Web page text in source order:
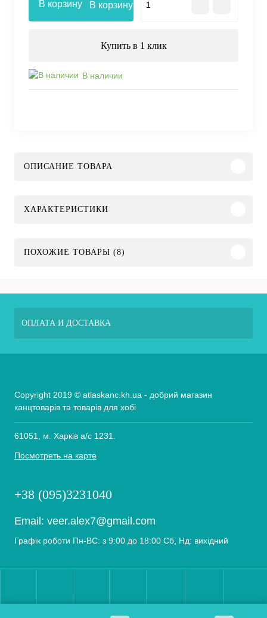
В корзину
Купить в 1 клик
В наличии
ОПИСАНИЕ ТОВАРА
ХАРАКТЕРИСТИКИ
ПОХОЖИЕ ТОВАРЫ (8)
ОПЛАТА И ДОСТАВКА
Copyright 2019 © atlaskanc.kh.ua - добрий магазин
канцтоварів та товарів для хобі
61051, м. Харків а/с 1231.
Посмотреть на карте
+38 (095)3231040
Email: veer.alex7@gmail.com
Графік роботи Пн-ВС: з 9:00 до 18:00 Сб, Нд: вихідний